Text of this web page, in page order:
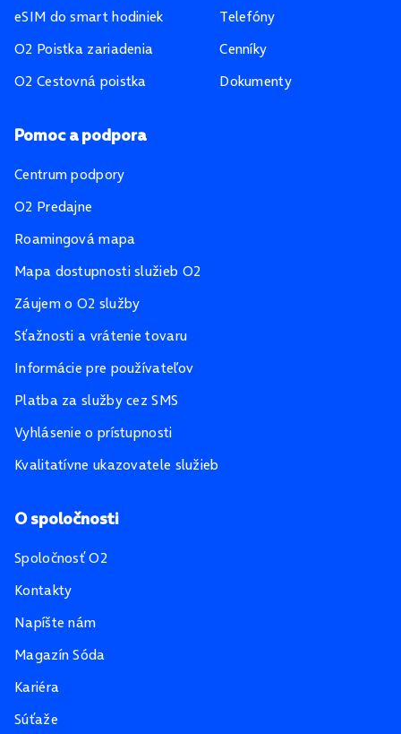
eSIM do smart hodiniek
O2 Poistka zariadenia
O2 Cestovná poistka
Telefóny
Cenníky
Dokumenty
Pomoc a podpora
Centrum podpory
O2 Predajne
Roamingová mapa
Mapa dostupnosti služieb O2
Záujem o O2 služby
Sťažnosti a vrátenie tovaru
Informácie pre používateľov
Platba za služby cez SMS
Vyhlásenie o prístupnosti
Kvalitatívne ukazovatele služieb
O spoločnosti
Spoločnosť O2
Kontakty
Napíšte nám
Magazín Sóda
Kariéra
Súťaže